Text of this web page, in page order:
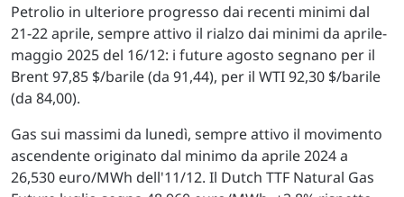
Petrolio in ulteriore progresso dai recenti minimi dal
21-22 aprile, sempre attivo il rialzo dai minimi da aprile-
maggio 2025 del 16/12: i future agosto segnano per il
Brent 97,85 $/barile (da 91,44), per il WTI 92,30 $/barile
(da 84,00).
Gas sui massimi da lunedì, sempre attivo il movimento
ascendente originato dal minimo da aprile 2024 a
26,530 euro/MWh dell'11/12. Il Dutch TTF Natural Gas